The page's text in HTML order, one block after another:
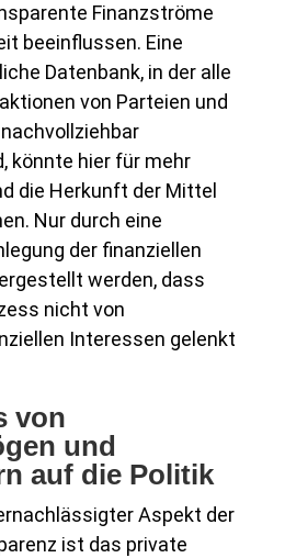
Finanzströme
beeinflussen. Eine
Datenbank, in der alle
von Parteien und
könnte hier für mehr
die Herkunft der Mittel
Nur durch eine
der finanziellen
werden, dass
nicht von
Interessen gelenkt
von
und
auf die Politik
Aspekt der
ist das private